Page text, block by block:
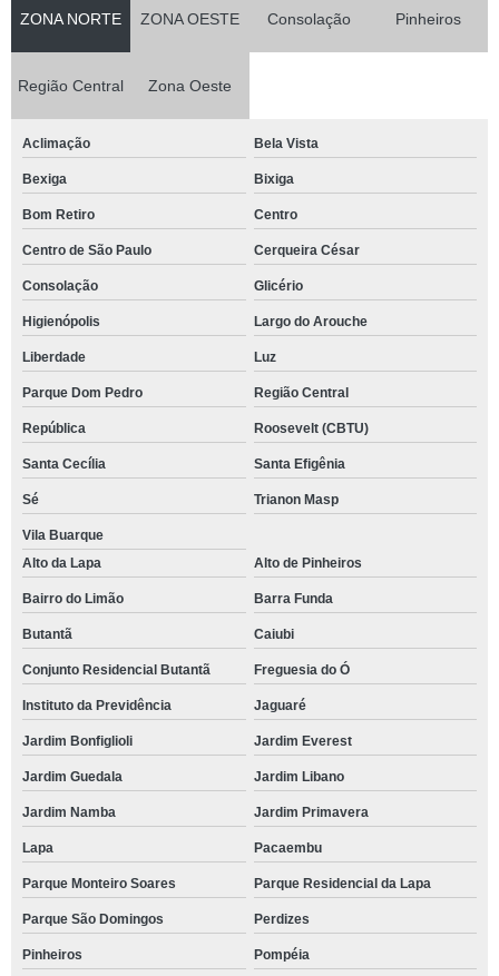
ZONA NORTE ZONA OESTE Consolação Pinheiros
Região Central Zona Oeste
Aclimação Bela Vista
Bexiga Bixiga
Bom Retiro Centro
Centro de São Paulo Cerqueira César
Consolação Glicério
Higienópolis Largo do Arouche
Liberdade Luz
Parque Dom Pedro Região Central
República Roosevelt (CBTU)
Santa Cecília Santa Efigênia
Sé Trianon Masp
Vila Buarque
Alto da Lapa
Alto de Pinheiros
Bairro do Limão Barra Funda
Butantã Caiubi
Conjunto Residencial Butantã Freguesia do Ó
Instituto da Previdência Jaguaré
Jardim Bonfiglioli Jardim Everest
Jardim Guedala Jardim Libano
Jardim Namba Jardim Primavera
Lapa Pacaembu
Parque Monteiro Soares Parque Residencial da Lapa
Parque São Domingos Perdizes
Pinheiros Pompéia